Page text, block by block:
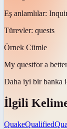
Eş anlamlılar:
Türevler: quests
Örnek Cümle
My questfor a
Daha iyi bir banka
İlgili
QuakeQualified